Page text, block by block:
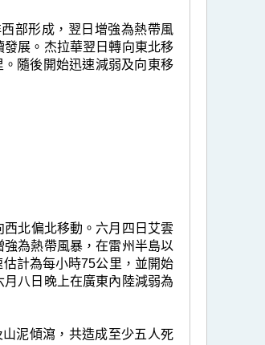
部形成，翌日增強為熱帶風
展。杰拉華翌日轉向東北移
隨後開始迅速減弱及向東移
北偏北移動。六月四日艾雲
為熱帶風暴，在雷州半島以
計為每小時75公里，並開始
八日晚上在廣東內陸減弱為
泥傾瀉，共造成至少五人死